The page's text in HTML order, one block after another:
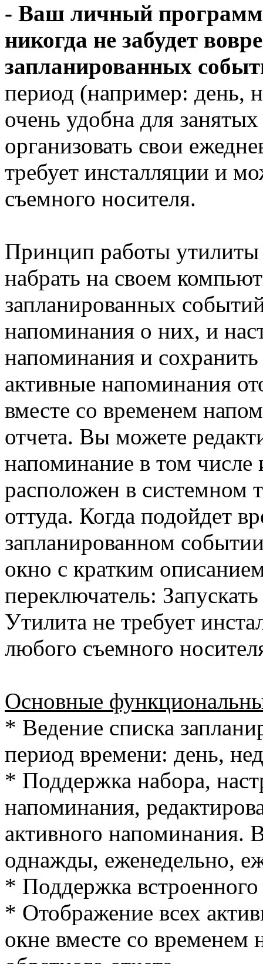
- Ваш личный
никогда не забудет
запланированных
период (например: день,
очень удобна для
организовать свои
требует инсталляции и
съемного носителя.
Принцип работы
набрать на своем
запланированных
напоминания о них, и
напоминания и
активные напоминания
вместе со временем
отчета. Вы можете
напоминание в том числе
расположен в системном
оттуда. Когда подойдет
запланированном
окно с кратким
переключатель:
Утилита не требует
любого съемного
Основные
* Ведение списка
период времени: день,
* Поддержка набора,
напоминания,
активного напоминания.
однажды, еженедельно,
* Поддержка встроенного
* Отображение всех
окне вместе со